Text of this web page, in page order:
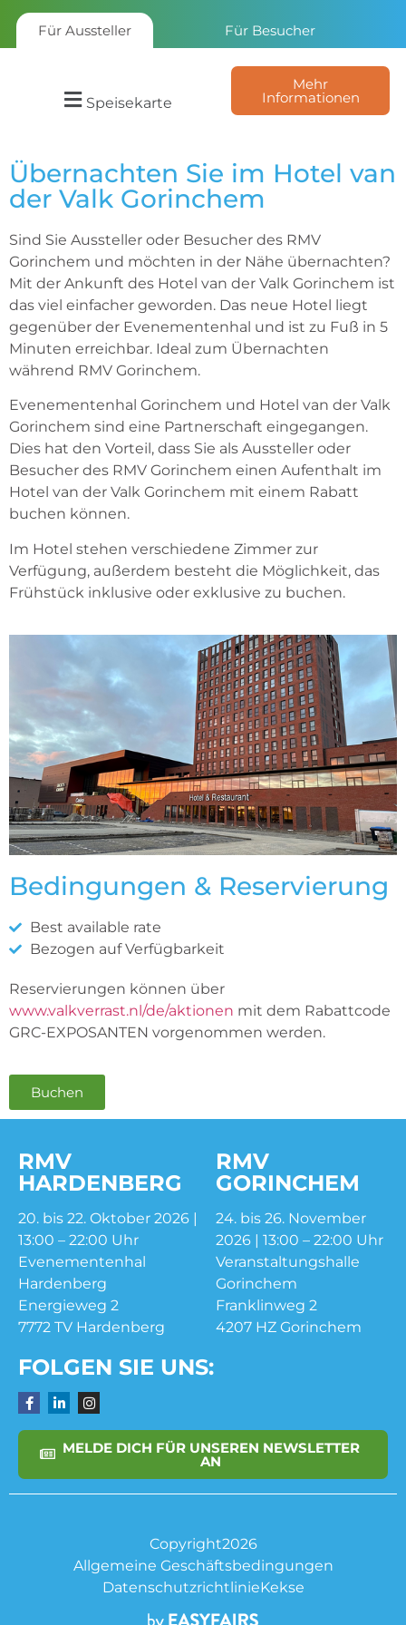
Für Aussteller Für Besucher
Speisekarte
Mehr
Informationen
Übernachten Sie im Hotel van
der Valk Gorinchem
Sind Sie Aussteller oder Besucher des RMV
Gorinchem und möchten in der Nähe übernachten?
Mit der Ankunft des Hotel van der Valk Gorinchem ist
das viel einfacher geworden. Das neue Hotel liegt
gegenüber der Evenementenhal und ist zu Fuß in 5
Minuten erreichbar. Ideal zum Übernachten
während RMV Gorinchem.
Evenementenhal Gorinchem und Hotel van der Valk
Gorinchem sind eine Partnerschaft eingegangen.
Dies hat den Vorteil, dass Sie als Aussteller oder
Besucher des RMV Gorinchem einen Aufenthalt im
Hotel van der Valk Gorinchem mit einem Rabatt
buchen können.
Im Hotel stehen verschiedene Zimmer zur
Verfügung, außerdem besteht die Möglichkeit, das
Frühstück inklusive oder exklusive zu buchen.
Bedingungen & Reservierung
Best available rate
Bezogen auf Verfügbarkeit
Reservierungen können über
www.valkverrast.nl/de/aktionen mit dem Rabattcode
GRC-EXPOSANTEN vorgenommen werden.
Buchen
RMV
HARDENBERG
20. bis 22. Oktober 2026 |
13:00 – 22:00 Uhr
Evenementenhal
Hardenberg
Energieweg 2
7772 TV Hardenberg
RMV
GORINCHEM
24. bis 26. November
2026 | 13:00 – 22:00 Uhr
Veranstaltungshalle
Gorinchem
Franklinweg 2
4207 HZ Gorinchem
FOLGEN SIE UNS:
MELDE DICH FÜR UNSEREN NEWSLETTER
AN
Copyright2026
Allgemeine Geschäftsbedingungen
DatenschutzrichtlinieKekse